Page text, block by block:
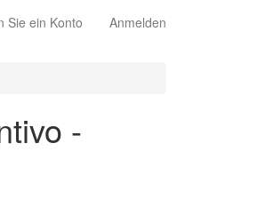
Sie ein Konto Anmelden
-